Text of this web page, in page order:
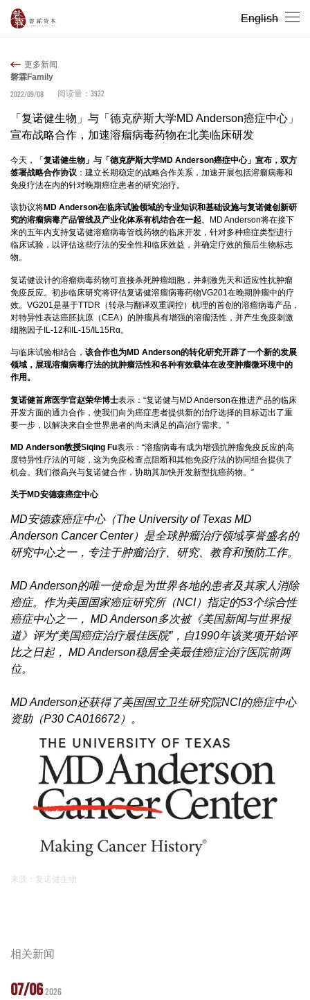
English
更多新闻
磐霖Family
2022/09/08
阅读量： 3932
「复诺健生物」与「德克萨斯大学MD Anderson癌症中心」
宣布战略合作，加速溶瘤病毒药物在北美临床研发
今天，「 复诺健生物」与「德克萨斯大学MD Anderson癌症中心」宣布，双方
签署战略合作协议 ：建立长期稳定的战略合作关系，加速开展包括溶瘤病毒和
免疫疗法在内的针对晚期癌症患者的研究治疗。
该协议将MD Anderson在临床试验领域的专业知识和基础设施与复诺健创新研
究的溶瘤病毒产品管线及产业化体系有机结合在一起。MD Anderson将在接下
来的五年内支持复诺健溶瘤病毒管线药物的临床开发，针对多种癌症类型进行
临床试验，以评估这些疗法的安全性和临床效益，并确定疗效的预后生物标志
物。
复诺健设计的溶瘤病毒药物可直接杀死肿瘤细胞，并刺激先天和适应性抗肿瘤
免疫反应。初步临床研究将评估复诺健溶瘤病毒药物VG201在晚期肿瘤中的疗
效。VG201是基于TTDR（转录与翻译双重调控）机理的首创的溶瘤病毒产品，
对特异性表达癌胚抗原（CEA）的肿瘤具有增强的溶瘤活性，并产生免疫刺激
细胞因子IL-12和IL-15/IL15Rα。
与临床试验相结合， 该合作也为MD Anderson的转化研究开辟了一个新的发展
领域，展现溶瘤病毒疗法的抗肿瘤活性和各种有效载体在改变肿瘤微环境中的
作用。
复诺健首席医学官赵荣华博士表示：“复诺健与MD Anderson在推进产品的临床
开发方面的通力合作，使我们向为癌症患者提供新的治疗选择的目标迈出了重
要一步，以解决来自全世界患者的尚未满足的高治疗需求。”
MD Anderson教授Siqing Fu表示：“溶瘤病毒有成为增强抗肿瘤免疫反应的高
度特异性疗法的可能，这为免疫检查点阻断和其他免疫疗法的协同组合提供了
机会。我们很高兴与复诺健合作，协助其加快开发新型抗癌药物。”
关于MD安德森癌症中心
MD安德森癌症中心（The University of Texas MD
Anderson Cancer Center）是全球肿瘤治疗领域享誉盛名的
研究中心之一，专注于肿瘤治疗、研究、教育和预防工作。
MD Anderson的唯一使命是为世界各地的患者及其家人消除
癌症。作为美国国家癌症研究所（NCI）指定的53个综合性
癌症中心之一， MD Anderson多次被《美国新闻与世界报
道》评为“美国癌症治疗最佳医院”，自1990年该奖项开始评
比之日起， MD Anderson稳居全美最佳癌症治疗医院前两
位。
MD Anderson还获得了美国国立卫生研究院NCI的癌症中心
资助（P30 CA016672）。
来源：复诺健生物
相关新闻
07/062026